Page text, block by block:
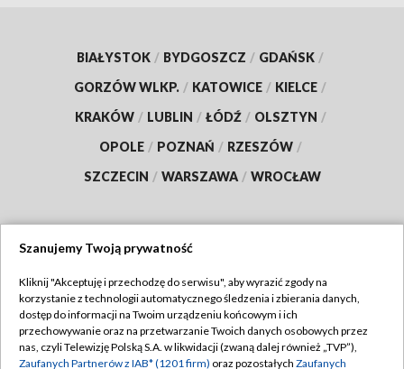
BIAŁYSTOK / BYDGOSZCZ / GDAŃSK /
GORZÓW WLKP. / KATOWICE / KIELCE /
KRAKÓW / LUBLIN / ŁÓDŹ / OLSZTYN /
OPOLE / POZNAŃ / RZESZÓW /
SZCZECIN / WARSZAWA / WROCŁAW
TVP
Abonament TVP
Emisja w TVP
Regulamin TVP
Polityka prywatności
Szanujemy Twoją prywatność
Kliknij "Akceptuję i przechodzę do serwisu", aby wyrazić zgody na
korzystanie z technologii automatycznego śledzenia i zbierania danych,
dostęp do informacji na Twoim urządzeniu końcowym i ich
przechowywanie oraz na przetwarzanie Twoich danych osobowych przez
nas, czyli Telewizję Polską S.A. w likwidacji (zwaną dalej również „TVP”),
Zaufanych Partnerów z IAB* (1201 firm) oraz pozostałych Zaufanych